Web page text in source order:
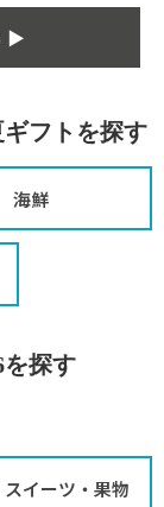
▶
フトを探す
海鮮
を探す
イーツ・果物